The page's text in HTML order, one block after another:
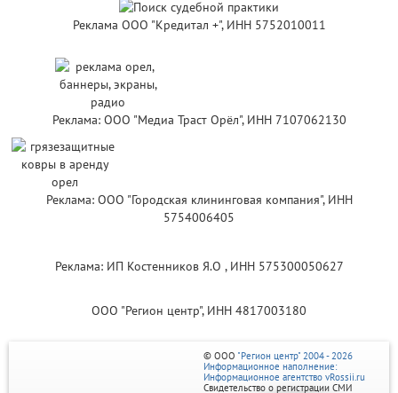
Реклама ООО "Кредитал +", ИНН 5752010011
Реклама: ООО "Медиа Траст Орёл", ИНН 7107062130
Реклама: ООО "Городская клининговая компания", ИНН
5754006405
Реклама: ИП Костенников Я.О , ИНН 575300050627
ООО "Регион центр", ИНН 4817003180
© ООО "Регион центр" 2004 - 2026
Информационное наполнение:
Информационное агентство vRossii.ru
Свидетельство о регистрации СМИ